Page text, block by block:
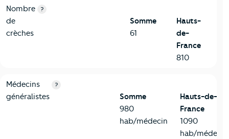
Nombre
de
crèches
?
Somme
61
Hauts-
de-
France
810
5-Commerces
Critères Somme
Médecins
généralistes
?
Somme
980
hab/médecin
Hauts-de-
France
1090
hab/médecin